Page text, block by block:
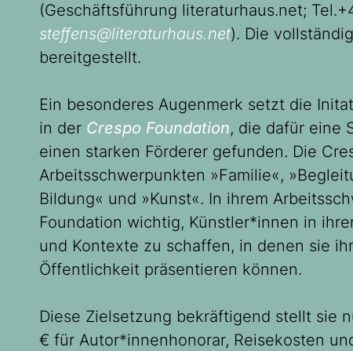
(Geschäftsführung literaturhaus.net;
steffens@literaturhaus.net). Die
bereitgestellt.
Ein besonderes Augenmerk setzt die
in der Crespo Foundation, die dafür eine
einen starken Förderer gefunden. Die
Arbeitsschwerpunkten »Familie«,
Bildung« und »Kunst«. In ihrem
Foundation wichtig, Künstler*innen in
und Kontexte zu schaffen, in denen sie
Öffentlichkeit präsentieren können.
Diese Zielsetzung bekräftigend stellt sie
€ für Autor*innenhonorar, Reisekosten